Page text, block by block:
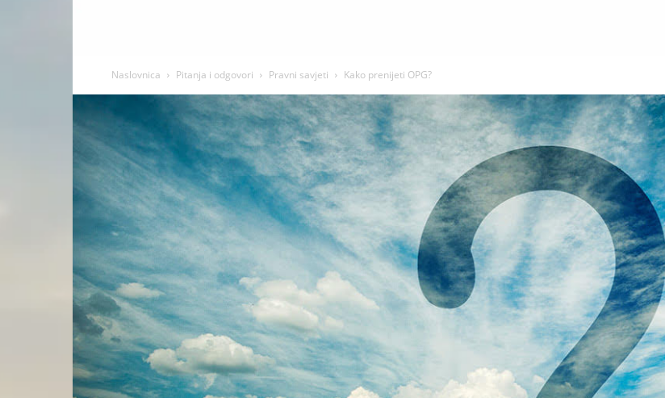
Naslovnica Pitanja i odgovori Pravni savjeti Kako prenijeti OPG?